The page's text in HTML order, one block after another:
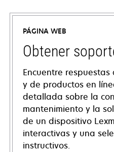
PÁGINA WEB
Obtener
Encuentre
y de productos en
detallada sobre la
mantenimiento y la
de un dispositivo
interactivas y una
instructivos.